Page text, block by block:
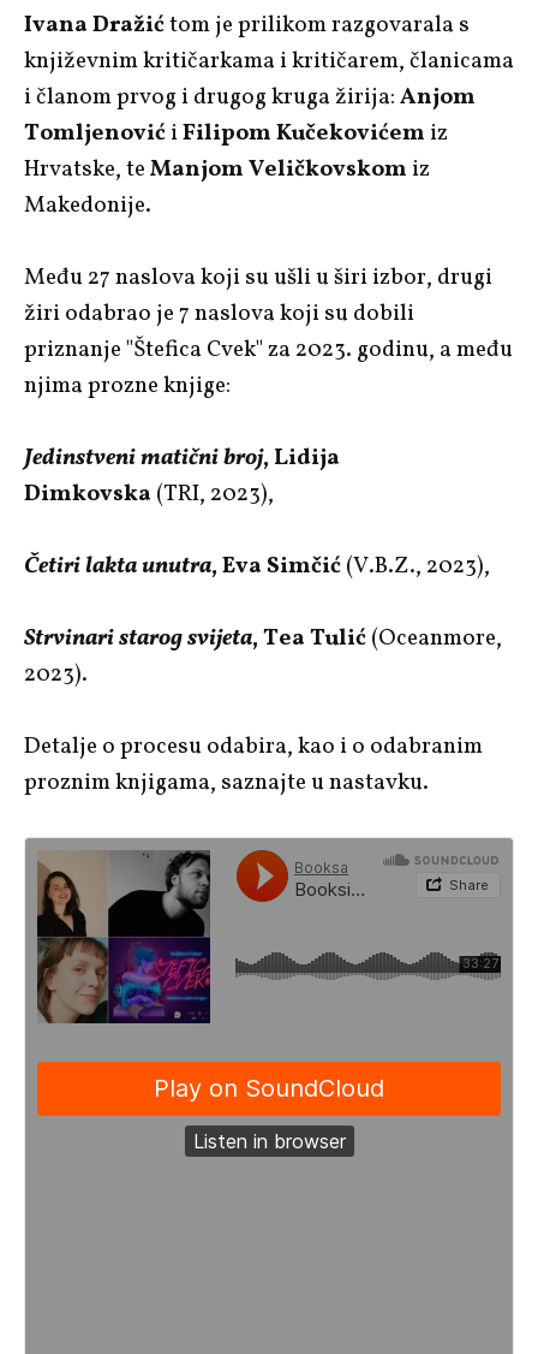
Ivana Dražićtom je prilikom razgovarala s
književnim kritičarkama i kritičarem, članicama
i članom prvog i drugog kruga žirija:Anjom
TomljenovićiFilipom Kučekovićem iz
Hrvatske, teManjom Veličkovskom iz
Makedonije.
Među 27 naslova koji su ušli u širi izbor, drugi
žiri odabrao je 7 naslova koji su dobili
priznanje "Štefica Cvek" za 2023. godinu, a među
njima prozne knjige:
Jedinstveni matični broj, Lidija
Dimkovska(TRI, 2023),
Četiri lakta unutra, Eva Simčić(V.B.Z., 2023),
Strvinari starog svijeta, Tea Tulić(Oceanmore,
2023).
Detalje o procesu odabira, kao i o odabranim
proznim knjigama, saznajte u nastavku.